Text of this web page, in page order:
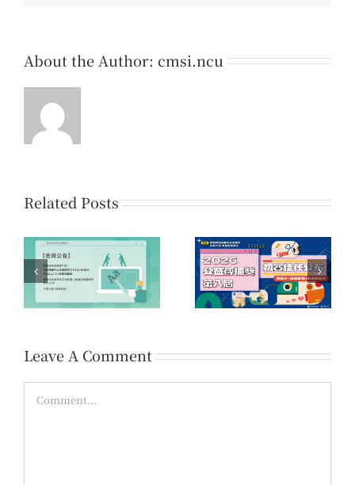
About the Author: cmsi.ncu
Related Posts
第八屆公益傳播獎 初賽
佳作名單公告
第16屆「您的一票，決
定愛的力量」公益傳播
領域提案開放公告
Leave A Comment